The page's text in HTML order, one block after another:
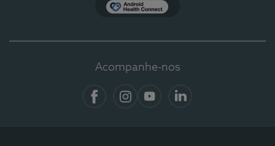
Acompanhe-nos